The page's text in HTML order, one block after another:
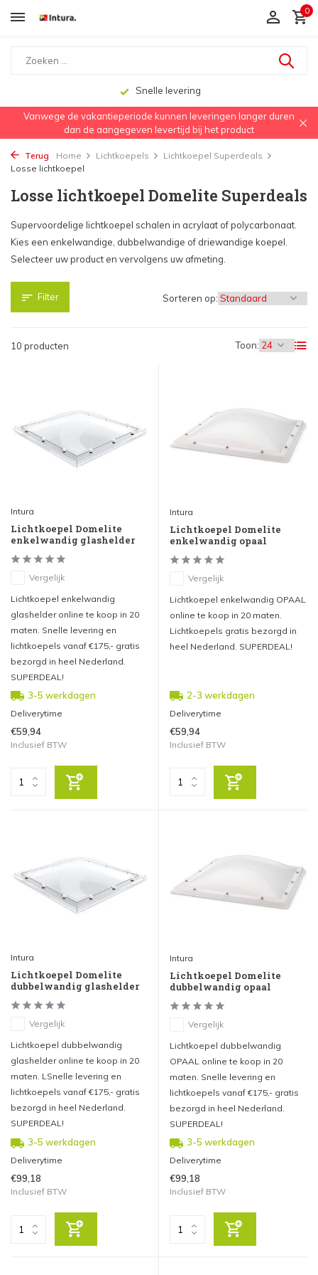
0
Snelle levering
Vanwege de vakantieperiode kunnen leveringen langer duren
dan de aangegeven levertijd bij het product
Terug Home Lichtkoepels
Lichtkoepel Superdeals
Losse lichtkoepel
Losse lichtkoepel Domelite Superdeals
Supervoordelige lichtkoepel schalen in acrylaat of polycarbonaat.
Kies een enkelwandige, dubbelwandige of driewandige koepel.
Selecteer uw product en vervolgens uw afmeting.
Filter
10 producten Toon:
Sorteren op:
Intura
Lichtkoepel Domelite
enkelwandig glashelder
Vergelijk
Lichtkoepel enkelwandig
glashelder online te koop in 20
maten. Snelle levering en
lichtkoepels vanaf €175,- gratis
bezorgd in heel Nederland.
SUPERDEAL!
3-5 werkdagen
Deliverytime
€59,94
Inclusief BTW
Intura
Lichtkoepel Domelite
enkelwandig opaal
Vergelijk
Lichtkoepel enkelwandig OPAAL
online te koop in 20 maten.
Lichtkoepels gratis bezorgd in
heel Nederland. SUPERDEAL!
2-3 werkdagen
Deliverytime
€59,94
Inclusief BTW
Intura
Lichtkoepel Domelite
dubbelwandig glashelder
Vergelijk
Lichtkoepel dubbelwandig
glashelder online te koop in 20
maten. LSnelle levering en
lichtkoepels vanaf €175,- gratis
bezorgd in heel Nederland.
SUPERDEAL!
3-5 werkdagen
Deliverytime
€99,18
Inclusief BTW
Intura
Lichtkoepel Domelite
dubbelwandig opaal
Vergelijk
Lichtkoepel dubbelwandig
OPAAL online te koop in 20
maten. Snelle levering en
lichtkoepels vanaf €175,- gratis
bezorgd in heel Nederland.
SUPERDEAL!
3-5 werkdagen
Deliverytime
€99,18
Inclusief BTW